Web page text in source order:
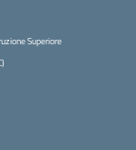
Superiore